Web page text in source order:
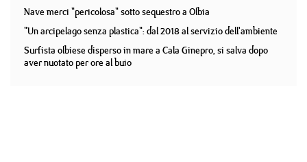
Nave merci "pericolosa" sotto sequestro a Olbia
"Un arcipelago senza plastica": dal 2018 al servizio dell'ambiente
Surfista olbiese disperso in mare a Cala Ginepro, si salva dopo
aver nuotato per ore al buio